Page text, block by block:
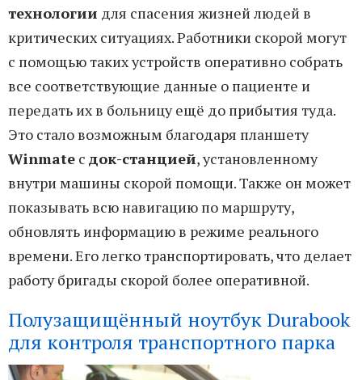
технологии для спасения жизней людей в
критических ситуациях. Работники скорой могут
с помощью таких устройств оперативно собрать
все соответствующие данные о пациенте и
передать их в больницу ещё до прибытия туда.
Это стало возможным благодаря планшету
Winmate с док-станцией, установленному
внутри машины скорой помощи. Также он может
показывать всю навигацию по маршруту,
обновлять информацию в режиме реального
времени. Его легко транспортировать, что делает
работу бригады скорой более оперативной.
Полузащищённый ноутбук Durabook
для контроля транспортного парка